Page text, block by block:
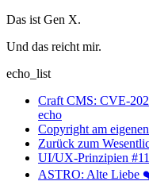
Das ist Gen X.
Und das reicht mir.
echo_list
Craft CMS: CVE-
echo
Copyright am
Zurück zum
UI/UX-Prinzipien
ASTRO: Alte Liebe